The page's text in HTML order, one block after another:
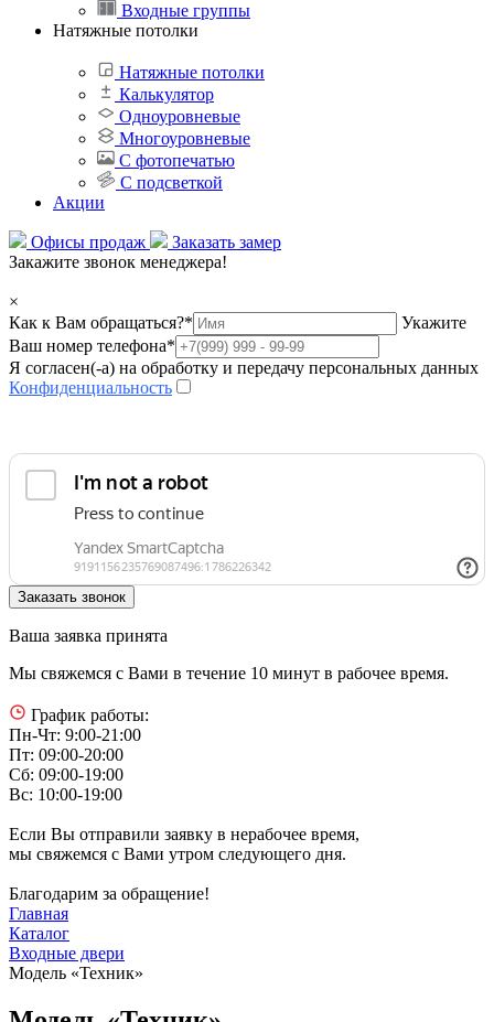
Входные группы
Натяжные потолки
Натяжные потолки
Калькулятор
Одноуровневые
Многоуровневые
С фотопечатью
С подсветкой
Акции
Офисы продаж
Заказать замер
Закажите звонок менеджера!
×
Как к Вам обращаться?*
Укажите
Ваш номер телефона*
Я согласен(-а) на обработку и передачу персональных данных
Конфиденциальность
Ваша заявка принята
Мы свяжемся с Вами в течение 10 минут в рабочее время.
График работы:
Пн-Чт: 9:00-21:00
Пт: 09:00-20:00
Сб: 09:00-19:00
Вс: 10:00-19:00
Если Вы отправили заявку в нерабочее время,
мы свяжемся с Вами утром следующего дня.
Благодарим за обращение!
Главная
Каталог
Входные двери
Модель «Техник»